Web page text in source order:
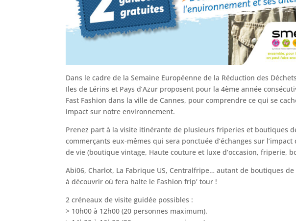
Dans le cadre de la Semaine Européenne de la Réduction des
Iles de Lérins et Pays d’Azur proposent pour la 4ème année
Fast Fashion dans la ville de Cannes, pour comprendre ce qui se
impact sur notre environnement.
Prenez part à la visite itinérante de plusieurs friperies et boutiques
commerçants eux-mêmes qui sera ponctuée d’échanges sur
de vie (boutique vintage, Haute couture et luxe d’occasion, friperie,
Abi06, Charlot, La Fabrique US, Centralfripe… autant de boutiques
à découvrir où fera halte le Fashion frip’ tour !
2 créneaux de visite guidée possibles :
> 10h00 à 12h00 (20 personnes maximum).